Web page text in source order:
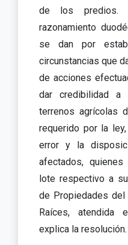
de los predios.
razonamiento
se dan por
circunstancias que
de acciones
dar credibilidad
terrenos agrícolas
requerido por la
error y la
afectados,
lote respectivo a
de Propiedades del
Raíces, atendida
explica la resolución.